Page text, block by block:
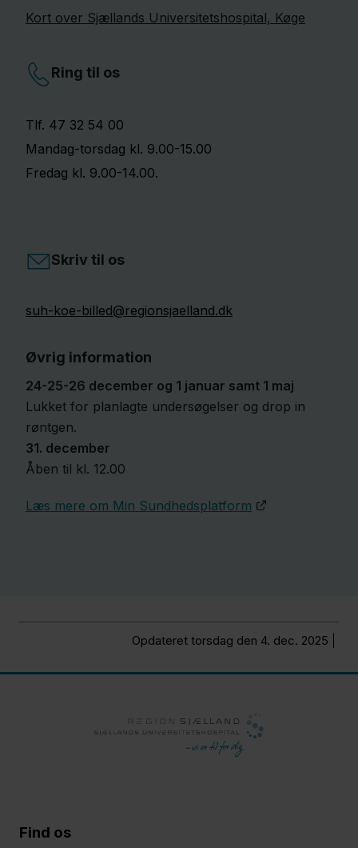
Kort over Sjællands Universitetshospital, Køge
Ring til os
Tlf. 47 32 54 00
Mandag-torsdag kl. 9.00-15.00
Fredag kl. 9.00-14.00.
Skriv til os
suh-koe-billed@regionsjaelland.dk
Øvrig information
24-25-26 december og 1 januar samt 1 maj
Lukket for planlagte undersøgelser og drop in
røntgen.
31. december
Åben til kl. 12.00
Læs mere om Min Sundhedsplatform
Opdateret torsdag den 4. dec. 2025
Find os